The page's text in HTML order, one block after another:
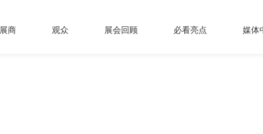
展商 观众 展会回顾 必看亮点 媒体